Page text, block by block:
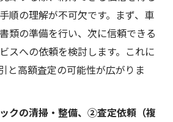
順の理解が不可欠です。まず、車
類の準備を行い、次に信頼できる
スへの依頼を検討します。これに
と高額査定の可能性が広がりま
クの清掃・整備、②査定依頼（複